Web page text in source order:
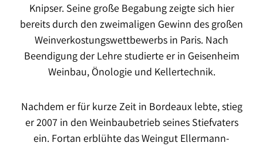
Knipser. Seine große Begabung zeigte sich hier
bereits durch den zweimaligen Gewinn des großen
Weinverkostungswettbewerbs in Paris. Nach
Beendigung der Lehre studierte er in Geisenheim
Weinbau, Önologie und Kellertechnik.
Nachdem er für kurze Zeit in Bordeaux lebte, stieg
er 2007 in den Weinbaubetrieb seines Stiefvaters
ein. Fortan erblühte das Weingut Ellermann-